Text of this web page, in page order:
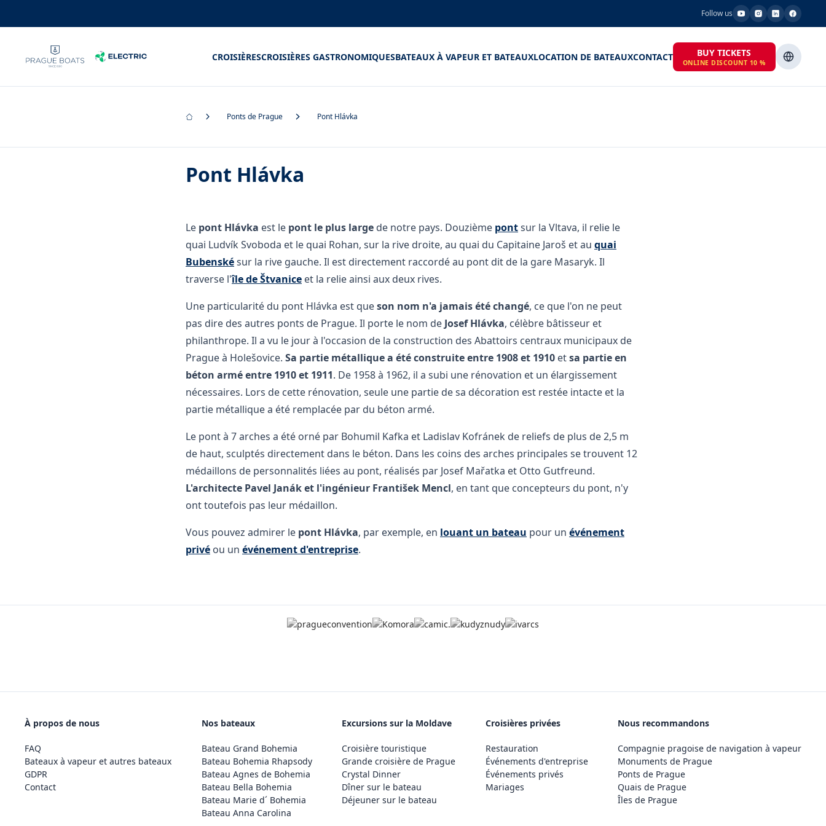
Follow us
CROISIÈRESCROISIÈRES GASTRONOMIQUESBATEAUX À VAPEUR ET BATEAUXLOCATION DE BATEAUXCONTACT BUY TICKETS
ONLINE DISCOUNT 10 %
Ponts de Prague Pont Hlávka
Pont Hlávka
Le pont Hlávka est le pont le plus large de notre pays. Douzième pontsur la Vltava, il relie le
quai Ludvík Svoboda et le quai Rohan, sur la rive droite, au quai du Capitaine Jaroš et au quai
Bubenskésur la rive gauche. Il est directement raccordé au pont dit de la gare Masaryk. Il
traverse l'île de Štvanice et la relie ainsi aux deux rives.
Une particularité du pont Hlávka est queson nom n'a jamais été changé, ce que l'on ne peut
pas dire des autres ponts de Prague. Il porte le nom de Josef Hlávka, célèbre bâtisseur et
philanthrope. Il a vu le jour à l'occasion de la construction des Abattoirs centraux municipaux de
Prague à Holešovice. Sa partie métallique a été construite entre 1908 et 1910 etsa partie en
béton armé entre 1910 et 1911. De 1958 à 1962, il a subi une rénovation et un élargissement
nécessaires. Lors de cette rénovation, seule une partie de sa décoration est restée intacte et la
partie métallique a été remplacée par du béton armé.
Le pont à 7 arches a été orné par Bohumil Kafka et Ladislav Kofránek de reliefs de plus de 2,5 m
de haut, sculptés directement dans le béton. Dans les coins des arches principales se trouvent 12
médaillons de personnalités liées au pont, réalisés par Josef Mařatka et Otto Gutfreund.
L'architecte Pavel Janák et l'ingénieur František Mencl, en tant que concepteurs du pont, n'y
ont toutefois pas leur médaillon.
Vous pouvez admirer le pont Hlávka, par exemple, en louant un bateau pour un événement
privé ou un événement d'entreprise.
À propos de nous
FAQ
Bateaux à vapeur et autres bateaux
GDPR
Contact
Nos bateaux
Bateau Grand Bohemia
Bateau Bohemia Rhapsody
Bateau Agnes de Bohemia
Bateau Bella Bohemia
Bateau Marie d´ Bohemia
Bateau Anna Carolina
Excursions sur la Moldave
Croisière touristique
Grande croisière de Prague
Crystal Dinner
Dîner sur le bateau
Déjeuner sur le bateau
Croisières privées
Restauration
Événements d'entreprise
Événements privés
Mariages
Nous recommandons
Compagnie pragoise de navigation à vapeur
Monuments de Prague
Ponts de Prague
Quais de Prague
Îles de Prague